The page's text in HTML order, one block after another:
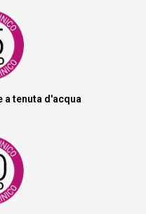
a tenuta d'acqua